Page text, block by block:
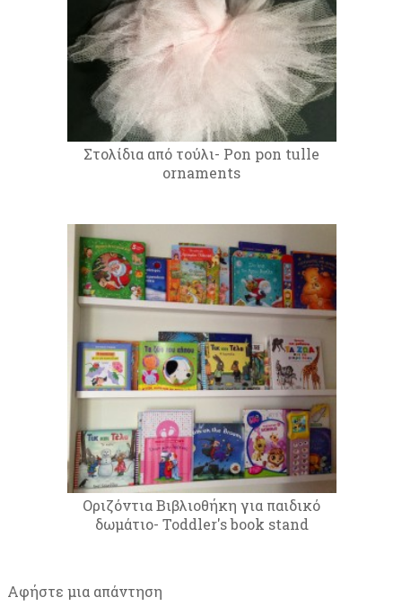
Στολίδια από τούλι- Pon pon tulle
ornaments
Οριζόντια Βιβλιοθήκη για παιδικό
δωμάτιο- Toddler's book stand
Αφήστε μια απάντηση